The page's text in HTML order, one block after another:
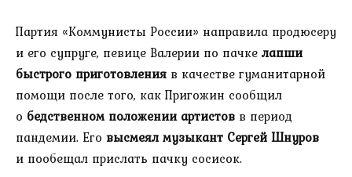
Партия «Коммунисты России» направила продюсеру
и его супруге, певице Валерии по пачке лапши
быстрого приготовления в качестве гуманитарной
помощи после того, как Пригожин сообщил
о бедственном положении артистов в период
пандемии. Его высмеял музыкант Сергей Шнуров
и пообещал прислать пачку сосисок.